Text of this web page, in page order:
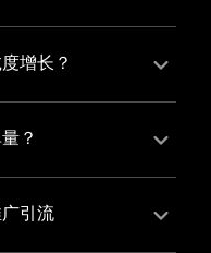
辉煌事业！
域运营和有赞小
解决方案，从运
增长？
自己的会员体
顾客再次购买，
？
给用户发放优惠
下单购买，并激
引流